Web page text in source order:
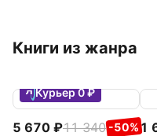
Книги из жанра
Курьер 0 ₽
5 670 11 340 -50%1